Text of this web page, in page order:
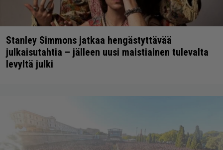
Stanley Simmons jatkaa hengästyttävää
julkaisutahtia – jälleen uusi maistiainen tulevalta
levyltä julki